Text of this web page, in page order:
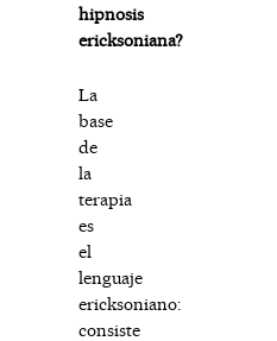
hipnosis
ericksoniana?
La
base
de
la
terapia
es
el
lenguaje
ericksoniano:
consiste